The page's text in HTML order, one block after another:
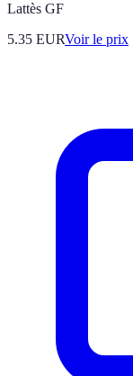
Lattès GF
5.35 EURVoir le prix